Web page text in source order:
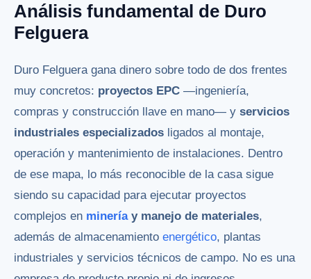
Análisis fundamental de Duro
Felguera
Duro Felguera gana dinero sobre todo de dos frentes
muy concretos: proyectos EPC —ingeniería,
compras y construcción llave en mano— y servicios
industriales especializados ligados al montaje,
operación y mantenimiento de instalaciones. Dentro
de ese mapa, lo más reconocible de la casa sigue
siendo su capacidad para ejecutar proyectos
complejos en mineríay manejo de materiales,
además de almacenamiento energético, plantas
industriales y servicios técnicos de campo. No es una